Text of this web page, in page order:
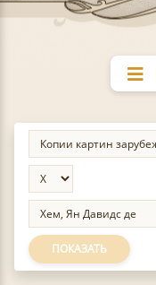
ПОКАЗАТЬ